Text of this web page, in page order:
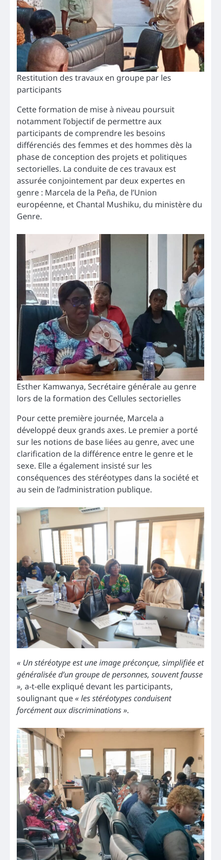
Restitution des travaux en groupe par les
participants
Cette formation de mise à niveau poursuit
notamment l’objectif de permettre aux
participants de comprendre les besoins
différenciés des femmes et des hommes dès la
phase de conception des projets et politiques
sectorielles. La conduite de ces travaux est
assurée conjointement par deux expertes en
genre : Marcela de la Peña, de l’Union
européenne, et Chantal Mushiku, du ministère du
Genre.
Esther Kamwanya, Secrétaire générale au genre
lors de la formation des Cellules sectorielles
Pour cette première journée, Marcela a
développé deux grands axes. Le premier a porté
sur les notions de base liées au genre, avec une
clarification de la différence entre le genre et le
sexe. Elle a également insisté sur les
conséquences des stéréotypes dans la société et
au sein de l’administration publique.
« Un stéréotype est une image préconçue, simplifiée et
généralisée d’un groupe de personnes, souvent fausse
», a-t-elle expliqué devant les participants,
soulignant que« les stéréotypes conduisent
forcément aux discriminations ».